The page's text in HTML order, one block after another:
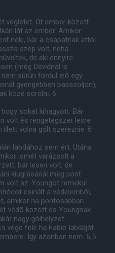
végletet. Öt ember között
lát az ember. Amikor
neki, bár a csapatnak attól
szép volt, néha
de aki ennyire
(még Davidnál is
sûrûn fordul elõ egy
gyengébben passzoljon),
közé sorolni. 6
sokat kihagyott. Bár
volt és rengetegszer lesre
volna gólt szereznie. 6
labdához sem ért. Utána
ismét varázsolt a
bár lesen volt, de
kiugrásánál meg pont
volt az. Youngot remekül
csinált a védelembõl,
amikor ha pontosabban
védõ között és Youngnak
nagy gólhelyzet
vége felé ha Fabio labdáját
Így azonban nem. 6,5